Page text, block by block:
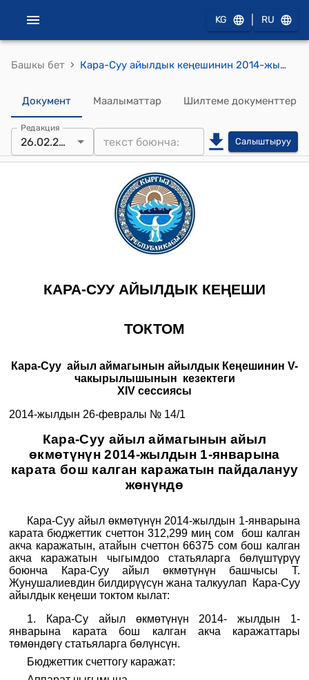
KG RU
Башкы бет › Кара-Суу айылдык кеңешинин 2014-жылдын 26-февралындагы № 14/1 "Кара-Суу айыл аймагынын айыл өкмөтүнүн 2014-жылдын 1-январына карата бош калган каражатын пайдалануу жөнүндө" токтому
Документ Маалыматтар Шилтеме документтер
Редакция
26.02.2014 Салыштыруу